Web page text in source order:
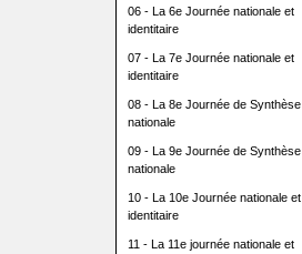
06 - La 6e Journée nationale et
identitaire
07 - La 7e Journée nationale et
identitaire
08 - La 8e Journée de Synthèse
nationale
09 - La 9e Journée de Synthèse
nationale
10 - La 10e Journée nationale et
identitaire
11 - La 11e journée nationale et